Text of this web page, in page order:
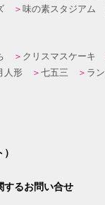
味の素スタジアム
クリスマスケーキ
人形 七五三 ラ
するお問い合せ